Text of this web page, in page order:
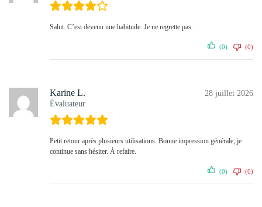
Salut. C’est devenu une habitude. Je ne regrette pas.
(0) (0)
Karine L.
Évaluateur
28 juillet 2026
Petit retour après plusieurs utilisations. Bonne impression générale, je
continue sans hésiter. À refaire.
(0) (0)